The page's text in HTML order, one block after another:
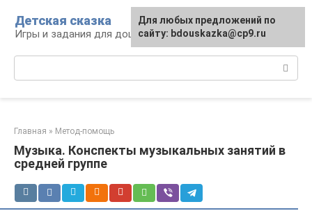
контенту
Детская сказка
Игры и задания для дошкольников
Главная » Метод-помощь
Музыка. Конспекты музыкальных занятий в
средней группе
Для любых предложений по
сайту: bdouskazka@cp9.ru